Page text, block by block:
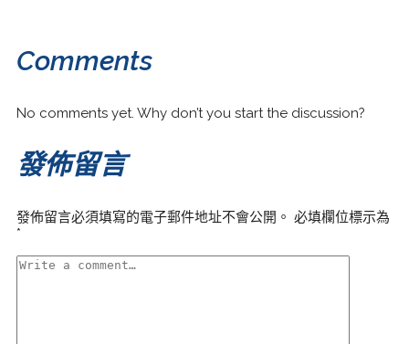
Comments
No comments yet. Why don’t you start the discussion?
發佈留言
發佈留言必須填寫的電子郵件地址不會公開。 必填欄位標示為
*